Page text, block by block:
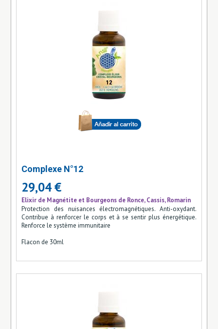
Complexe N°12
29,04 €
Elixir de Magnétite et Bourgeons de Ronce, Cassis, Romarin
Protection des nuisances électromagnétiques. Anti-oxydant.
Contribue à renforcer le corps et à se sentir plus énergétique.
Renforce le système immunitaire
Flacon de 30ml